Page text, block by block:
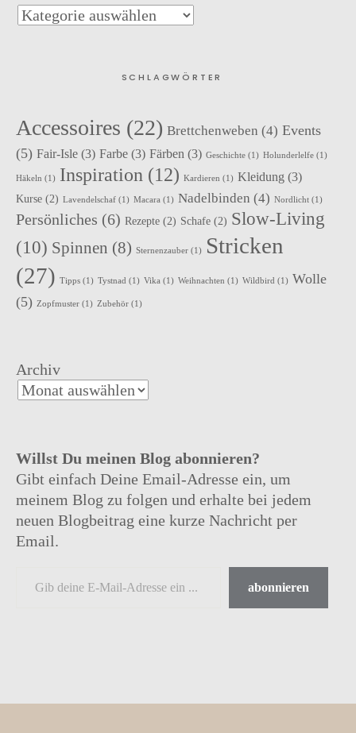
SCHLAGWÖRTER
Accessoires (22) Brettchenweben (4) Events
(5) Fair-Isle (3) Farbe (3) Färben (3) Geschichte (1) Holunderlelfe (1)
Häkeln (1) Inspiration (12) Kardieren (1) Kleidung (3)
Kurse (2) Lavendelschaf (1) Macara (1) Nadelbinden (4) Nordlicht (1)
Persönliches (6) Rezepte (2) Schafe (2) Slow-Living
(10) Spinnen (8) Sternenzauber (1)
Stricken
(27) Tipps (1) Tystnad (1) Vika (1) Weihnachten (1) Wildbird (1) Wolle
(5) Zopfmuster (1) Zubehör (1)
Archiv
Willst Du meinen Blog abonnieren?
Gibt einfach Deine Email-Adresse ein, um
meinem Blog zu folgen und erhalte bei jedem
neuen Blogbeitrag eine kurze Nachricht per
Email.
abonnieren